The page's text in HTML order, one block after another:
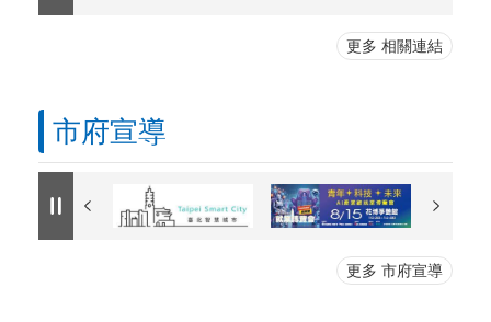
更多 相關連結
市府宣導
更多 市府宣導